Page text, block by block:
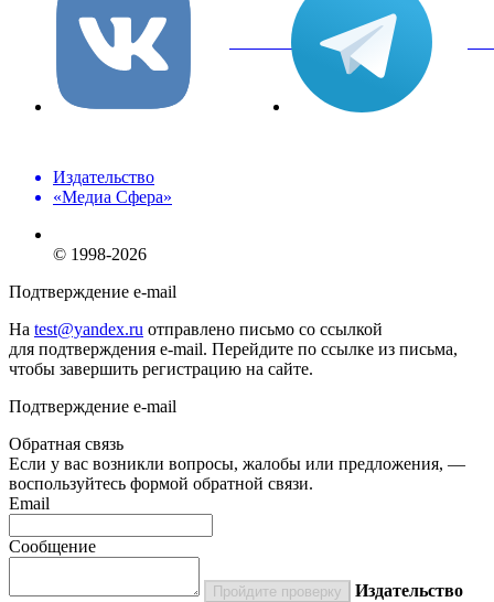
вКонтакте
Издательство
«Медиа Сфера»
© 1998-2026
Подтверждение e-mail
На test@yandex.ru отправлено письмо со ссылкой
для подтверждения e-mail. Перейдите по ссылке из письма,
чтобы завершить регистрацию на сайте.
Подтверждение e-mail
Обратная связь
Если у вас возникли вопросы, жалобы или предложения, —
воспользуйтесь формой обратной связи.
Email
Сообщение
Пройдите проверку
Издательство